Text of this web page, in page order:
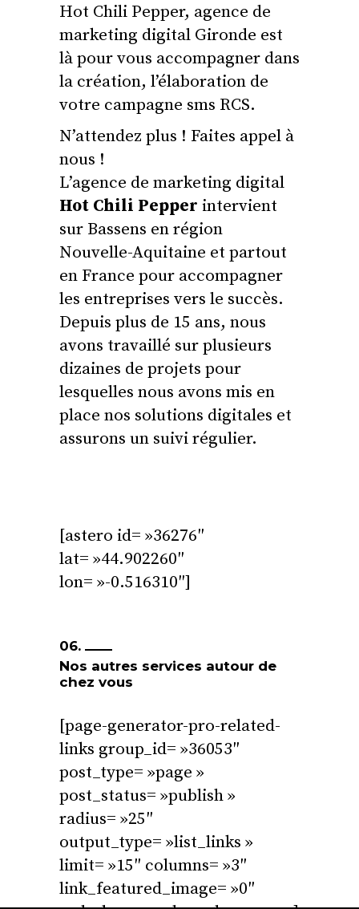
Hot Chili Pepper, agence de
marketing digital Gironde est
là pour vous accompagner dans
la création, l’élaboration de
votre campagne sms RCS.
N’attendez plus ! Faites appel à
nous !
L’agence de marketing digital
Hot Chili Pepper intervient
sur Bassens en région
Nouvelle-Aquitaine et partout
en France pour accompagner
les entreprises vers le succès.
Depuis plus de 15 ans, nous
avons travaillé sur plusieurs
dizaines de projets pour
lesquelles nous avons mis en
place nos solutions digitales et
assurons un suivi régulier.
[astero id= »36276″
lat= »44.902260″
lon= »-0.516310″]
06.
Nos autres services autour de
chez vous
[page-generator-pro-related-
links group_id= »36053″
post_type= »page »
post_status= »publish »
radius= »25″
output_type= »list_links »
limit= »15″ columns= »3″
link_featured_image= »0″